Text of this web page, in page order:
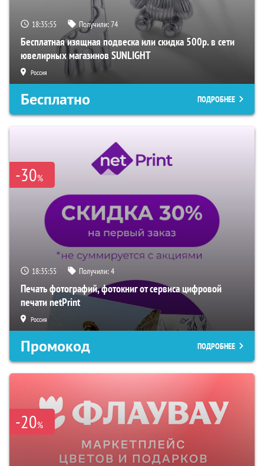
18:35:54 Получили:74
Бесплатная изящная подвеска или скидка 500р. в сети
ювелирных магазинов SUNLIGHT
Россия
Бесплатно ПОДРОБНЕЕ
-30%
18:35:54 Получили:4
Печать фотографий, фотокниг от сервиса цифровой
печати netPrint
Россия
Промокод ПОДРОБНЕЕ
-20%